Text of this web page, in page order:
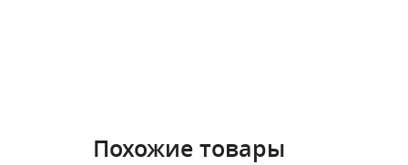
Похожие товары